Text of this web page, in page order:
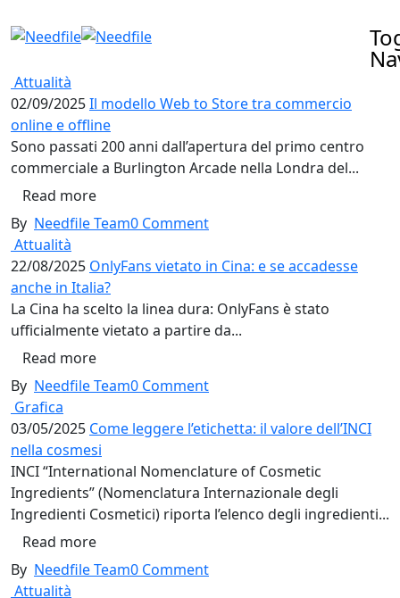
Attualità
02/09/2025Il modello Web to Store tra commercio
online e offline
Sono passati 200 anni dall’apertura del primo centro
commerciale a Burlington Arcade nella Londra del...
Read more
By Needfile Team0 Comment
Attualità
22/08/2025 OnlyFans vietato in Cina: e se accadesse
anche in Italia?
La Cina ha scelto la linea dura: OnlyFans è stato
ufficialmente vietato a partire da...
Read more
By Needfile Team0 Comment
Grafica
03/05/2025 Come leggere l’etichetta: il valore dell’INCI
nella cosmesi
INCI “International Nomenclature of Cosmetic
Ingredients” (Nomenclatura Internazionale degli
Ingredienti Cosmetici) riporta l’elenco degli ingredienti...
Read more
By Needfile Team0 Comment
Attualità